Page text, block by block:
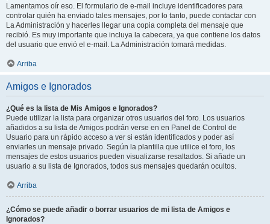
Lamentamos oír eso. El formulario de e-mail incluye identificadores para
controlar quién ha enviado tales mensajes, por lo tanto, puede contactar con
La Administración y hacerles llegar una copia completa del mensaje que
recibió. Es muy importante que incluya la cabecera, ya que contiene los datos
del usuario que envió el e-mail. La Administración tomará medidas.
Arriba
Amigos e Ignorados
¿Qué es la lista de Mis Amigos e Ignorados?
Puede utilizar la lista para organizar otros usuarios del foro. Los usuarios
añadidos a su lista de Amigos podrán verse en en Panel de Control de
Usuario para un rápido acceso a ver si están identificados y poder así
enviarles un mensaje privado. Según la plantilla que utilice el foro, los
mensajes de estos usuarios pueden visualizarse resaltados. Si añade un
usuario a su lista de Ignorados, todos sus mensajes quedarán ocultos.
Arriba
¿Cómo se puede añadir o borrar usuarios de mi lista de Amigos e
Ignorados?